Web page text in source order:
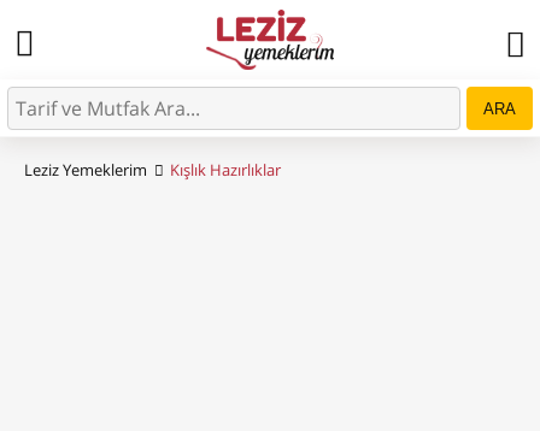
ARA
Leziz Yemeklerim Kışlık Hazırlıklar